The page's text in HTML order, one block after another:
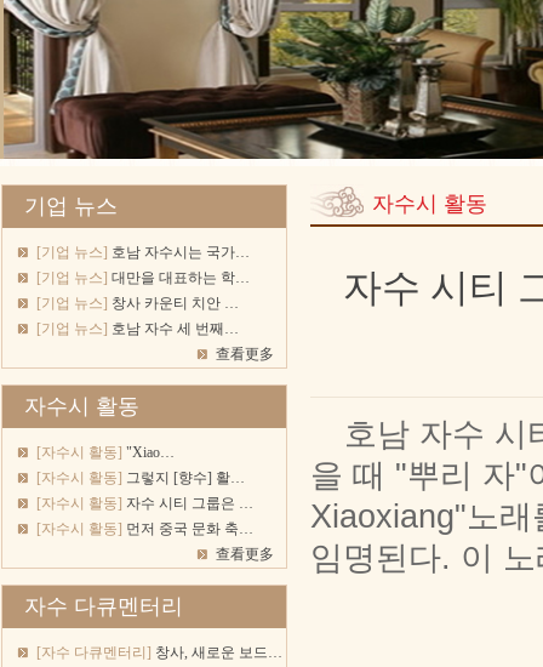
기업 뉴스
[기업 뉴스] 호남 자수시는 국가…
[기업 뉴스] 대만을 대표하는 학…
[기업 뉴스] 창사 카운티 치안 …
[기업 뉴스] 호남 자수 세 번째…
查看更多
자수시 활동
[자수시 활동] "Xiao…
[자수시 활동] 그렇지 [향수] 활…
[자수시 활동] 자수 시티 그룹은 …
[자수시 활동] 먼저 중국 문화 축…
查看更多
자수 다큐멘터리
[자수 다큐멘터리] 창사, 새로운 보드…
자수시 활동
자수 시티
호남 자수 시
을 때 "뿌리 자"
Xiaoxiang"노
임명된다. 이